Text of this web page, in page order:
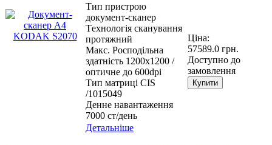
Тип пристрою
документ-сканер
Tехнологія сканування
протяжний
Макс. Росподільна
здатність 1200x1200 /
оптичне до 600dpi
Тип матриці CIS
/1015049
Денне навантаження
7000 ст/день
Ціна:
57589.0 грн.
Доступно до
замовлення
Купити
Детальніше